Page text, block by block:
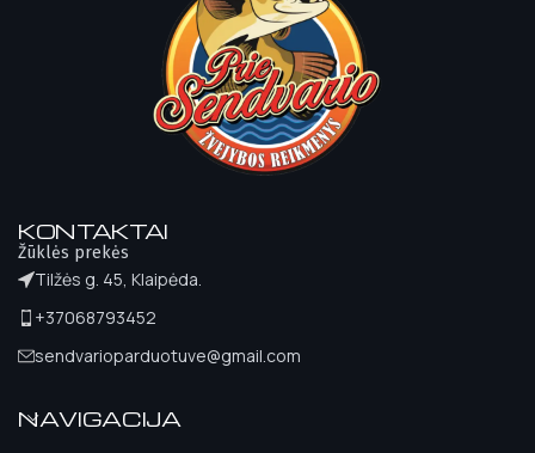
KONTAKTAI
Žūklės prekės
Tilžės g. 45, Klaipėda.
+37068793452
sendvarioparduotuve@gmail.com
NAVIGACIJA